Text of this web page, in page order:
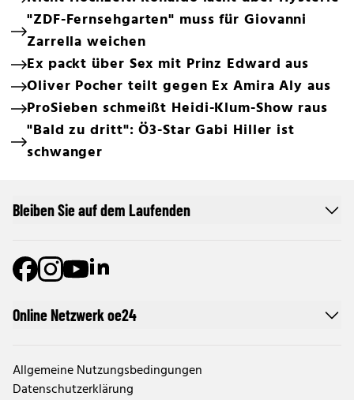
"ZDF-Fernsehgarten" muss für Giovanni
Zarrella weichen
Ex packt über Sex mit Prinz Edward aus
Oliver Pocher teilt gegen Ex Amira Aly aus
ProSieben schmeißt Heidi-Klum-Show raus
"Bald zu dritt": Ö3-Star Gabi Hiller ist
schwanger
Online Netzwerk oe24
Allgemeine Nutzungsbedingungen
Datenschutzerklärung
Bleiben Sie auf dem Laufenden